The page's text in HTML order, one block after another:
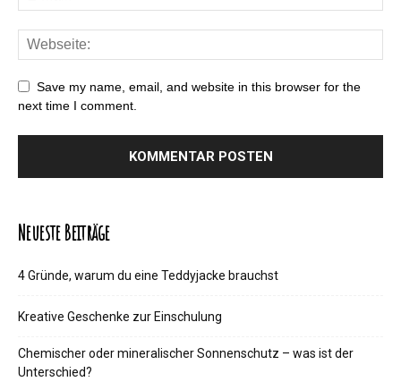
Save my name, email, and website in this browser for the
next time I comment.
Neueste Beiträge
4 Gründe, warum du eine Teddyjacke brauchst
Kreative Geschenke zur Einschulung
Chemischer oder mineralischer Sonnenschutz – was ist der
Unterschied?